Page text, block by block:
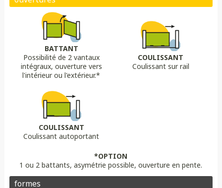
BATTANT
Possibilité de 2 vantaux
intégraux, ouverture vers
l'intérieur ou l'extérieur.*
COULISSANT
Coulissant sur rail
COULISSANT
Coulissant autoportant
*OPTION
1 ou 2 battants, asymétrie possible, ouverture en pente.
Biais bas Bombé inversé
Chapeau de gendarmeChapeau de gendarme inversé
Portail pleinPortail semi ajouré Portail ajouré
LAME
Lame 30 cm modulable
OPTION
lame ajourée
OPTION
Lame déco sur mesure
DÉCORS OPTIONS
AluminiumComposite
Pointes
Motorisation
Aluminium